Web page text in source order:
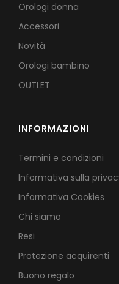
Orologi donna
Accessori
Novità
Orologi bambino
OUTLET
INFORMAZIONI
Termini e condizioni
Informativa sulla
Informativa Cookies
Chi siamo
Resi
Protezione acquirenti
Buono regalo